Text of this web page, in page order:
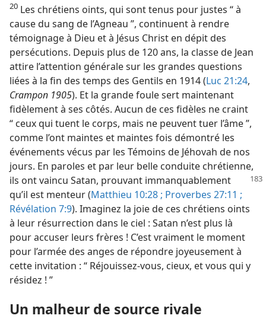
20 Les chrétiens oints, qui sont tenus pour justes “ à
cause du sang de l’Agneau ”, continuent à rendre
témoignage à Dieu et à Jésus Christ en dépit des
persécutions. Depuis plus de 120 ans, la classe de Jean
attire l’attention générale sur les grandes questions
liées à la fin des temps des Gentils en 1914 (Luc 21:24,
Crampon 1905). Et la grande foule sert maintenant
fidèlement à ses côtés. Aucun de ces fidèles ne craint
“ ceux qui tuent le corps, mais ne peuvent tuer l’âme ”,
comme l’ont maintes et maintes fois démontré les
événements vécus par les Témoins de Jéhovah de nos
jours. En paroles et par leur belle conduite chrétienne,
ils ont vaincu Satan, prouvant immanquablement
qu’il est menteur (Matthieu 10:28 ; Proverbes 27:11 ;
Révélation 7:9). Imaginez la joie de ces chrétiens oints
à leur résurrection dans le ciel : Satan n’est plus là
pour accuser leurs frères ! C’est vraiment le moment
pour l’armée des anges de répondre joyeusement à
cette invitation : “ Réjouissez-​vous, cieux, et vous qui y
résidez ! ”
Un malheur de source rivale